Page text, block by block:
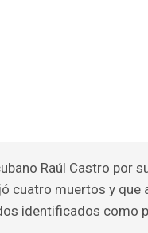
Raúl Castro por
cuatro muertos y que
identificados como